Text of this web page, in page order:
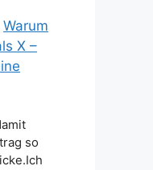
Warum
X –
so